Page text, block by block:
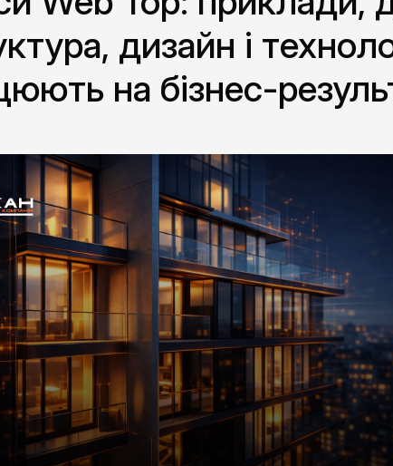
дизайн і
на бізнес-